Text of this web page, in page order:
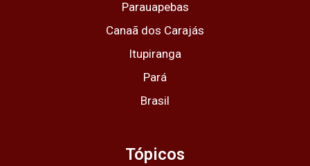
Parauapebas
Canaã dos Carajás
Itupiranga
Pará
Brasil
Tópicos